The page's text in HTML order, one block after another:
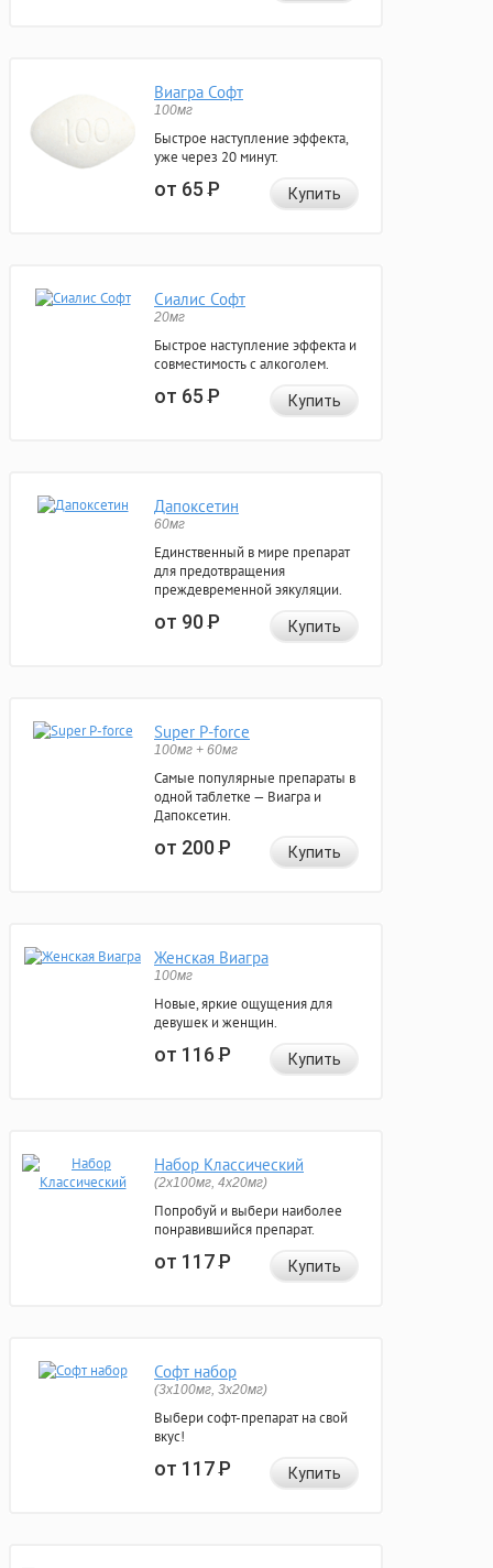
Виагра Софт
100мг
Быстрое наступление эффекта,
уже через 20 минут.
от 65Р Купить
Сиалис Софт
20мг
Быстрое наступление эффекта и
совместимость с алкоголем.
от 65Р Купить
Дапоксетин
60мг
Единственный в мире препарат
для предотвращения
преждевременной эякуляции.
от 90Р Купить
Super P-force
100мг + 60мг
Самые популярные препараты в
одной таблетке — Виагра и
Дапоксетин.
от 200Р Купить
Женская Виагра
100мг
Новые, яркие ощущения для
девушек и женщин.
от 116Р Купить
Набор Классический
(2x100мг, 4x20мг)
Попробуй и выбери наиболее
понравившийся препарат.
от 117Р Купить
Софт набор
(3x100мг, 3x20мг)
Выбери софт-препарат на свой
вкус!
от 117Р Купить